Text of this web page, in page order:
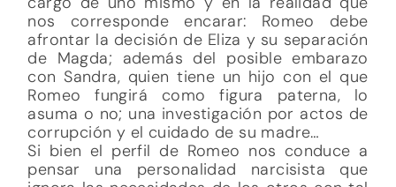
nos corresponde encarar: Romeo debe
afrontar la decisión de Eliza y su separación
de Magda; además del posible embarazo
con Sandra, quien tiene un hijo con el que
Romeo fungirá como figura paterna, lo
asuma o no; una investigación por actos de
corrupción y el cuidado de su madre…
Si bien el perfil de Romeo nos conduce a
pensar una personalidad narcisista que